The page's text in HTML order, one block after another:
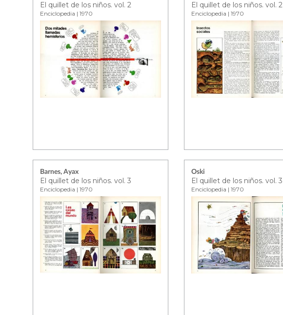
El quillet de los niños. vol. 2
Enciclopedia | 1970
El quillet de los niños. vol. 2
Enciclopedia | 1970
Barnes, Ayax
El quillet de los niños. vol. 3
Enciclopedia | 1970
Oski
El quillet de los niños. vol. 3
Enciclopedia | 1970